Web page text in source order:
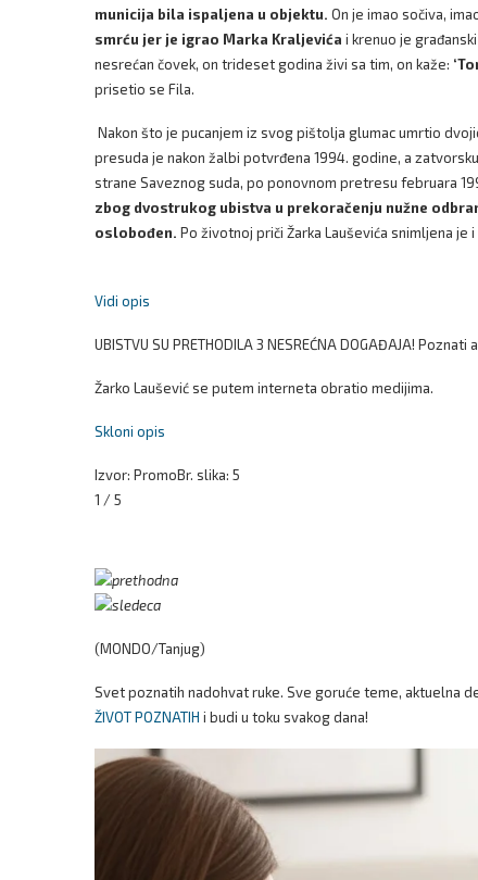
municija bila ispaljena u objektu. On je imao sočiva,
smrću jer je igrao Marka Kraljevića i krenuo je
nesrećan čovek, on trideset godina živi sa tim, on kaže:
prisetio se Fila.
Nakon što je pucanjem iz svog pištolja glumac umrtio
presuda je nakon žalbi potvrđena 1994. godine, a
strane Saveznog suda, po ponovnom pretresu februara
zbog dvostrukog ubistva u prekoračenju nužne
oslobođen. Po životnoj priči Žarka Lauševića snimljena je i
Vidi opis
UBISTVU SU PRETHODILA 3 NESREĆNA DOGAĐAJA!
Žarko Laušević se putem interneta obratio medijima.
Skloni opis
Izvor: PromoBr. slika: 5
1 / 5
(MONDO/Tanjug)
Svet poznatih nadohvat ruke. Sve goruće teme, aktuelna
ŽIVOT POZNATIH i budi u toku svakog dana!